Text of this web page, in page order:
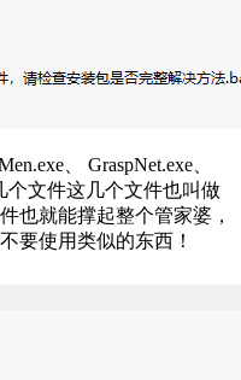
、 GraspNet.exe、
个文件这几个文件也叫做
也就能撑起整个管家婆，
要使用类似的东西！